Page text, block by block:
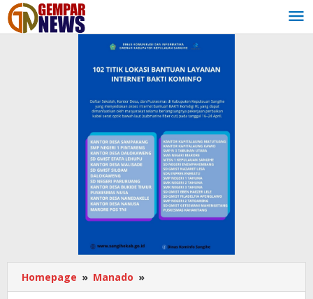
Lewati
ke
konten
Homepage » Manado »
Workshop